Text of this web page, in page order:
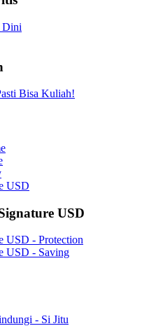
Dini
Bisa Kuliah!
USD
USD
USD - Protection
USD - Saving
- Si Jitu